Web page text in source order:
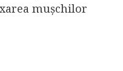
mușchilor